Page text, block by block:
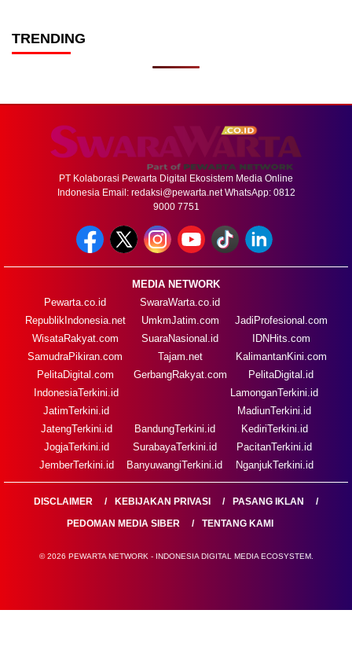
TRENDING
PT Kolaborasi Pewarta Digital Ekosistem Media Online
Indonesia Email: redaksi@pewarta.netWhatsApp: 0812
9000 7751
MEDIA NETWORK
Pewarta.co.id
RepublikIndonesia.net
WisataRakyat.com
SamudraPikiran.com
PelitaDigital.com
SwaraWarta.co.id
UmkmJatim.com
SuaraNasional.id
Tajam.net
GerbangRakyat.com
JadiProfesional.com
IDNHits.com
KalimantanKini.com
PelitaDigital.id
IndonesiaTerkini.id
JatimTerkini.id
JatengTerkini.id
JogjaTerkini.id
JemberTerkini.id
BandungTerkini.id
SurabayaTerkini.id
BanyuwangiTerkini.id
LamonganTerkini.id
MadiunTerkini.id
KediriTerkini.id
PacitanTerkini.id
NganjukTerkini.id
DISCLAIMER KEBIJAKAN PRIVASI
PASANG IKLAN
PEDOMAN MEDIA SIBER
TENTANG KAMI
© 2026 PEWARTA NETWORK - INDONESIA DIGITAL MEDIA ECOSYSTEM.